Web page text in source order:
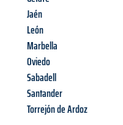
Jaén
León
Marbella
Oviedo
Sabadell
Santander
Torrejón de Ardoz